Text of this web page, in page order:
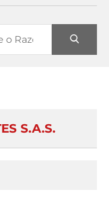
S.A.S.